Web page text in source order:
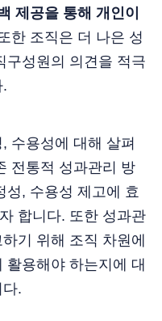
제공을 통해 개인이
한 조직은 더 나은 성
구성원의 의견을 적극
수용성에 대해 살펴
전통적 성과관리 방
성, 수용성 제고에 효
합니다. 또한 성과관
기 위해 조직 차원에
용해야 하는지에 대
.